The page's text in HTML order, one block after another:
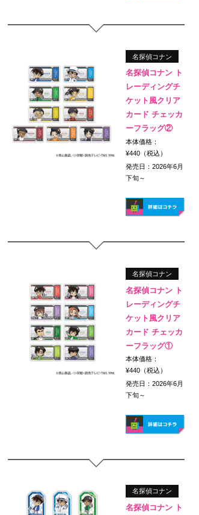
名探偵コナン
名探偵コナン ト
レーディングチ
ケット風クリア
カード チェッカ
ーフラッグ②
本体価格：
¥440（税込）
発売日：2026年6月
下旬～
名探偵コナン
名探偵コナン ト
レーディングチ
ケット風クリア
カード チェッカ
ーフラッグ①
本体価格：
¥440（税込）
発売日：2026年6月
下旬～
名探偵コナン
名探偵コナン ト